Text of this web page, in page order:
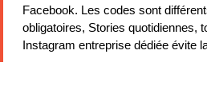
Facebook. Les codes sont
obligatoires, Stories quotidiennes,
Instagram entreprise dédiée évite